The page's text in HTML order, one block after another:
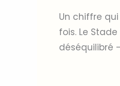
Un chiffre
fois. Le
déséquilibré